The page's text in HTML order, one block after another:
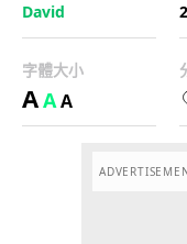
David
字體大小
AAA